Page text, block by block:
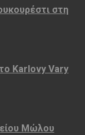
στη
Karlovy Vary
Μώλου